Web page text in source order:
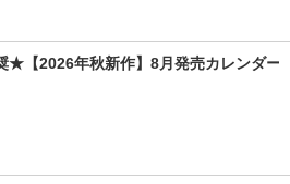
★【2026年秋新作】8月発売カレンダー